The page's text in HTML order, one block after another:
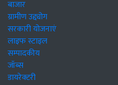
बाजार
ग्रामीण उद्द्योग
सरकारी योजनाएं
लाइफ स्टाइल
सम्पादकीय
जॉब्स
डायरेक्टरी